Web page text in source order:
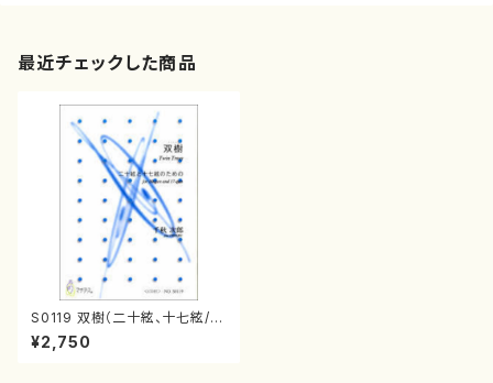
最近チェックした商品
S0119 双樹（二十絃、十七絃/千
秋次郎/楽譜）
¥2,750